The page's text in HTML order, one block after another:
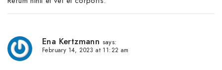
Ena Kertzmann says:
February 14, 2023 at 11:22 am